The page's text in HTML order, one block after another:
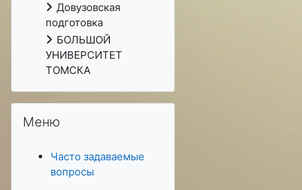
Довузовская
подготовка
БОЛЬШОЙ
УНИВЕРСИТЕТ
ТОМСКА
Меню
Часто задаваемые
вопросы